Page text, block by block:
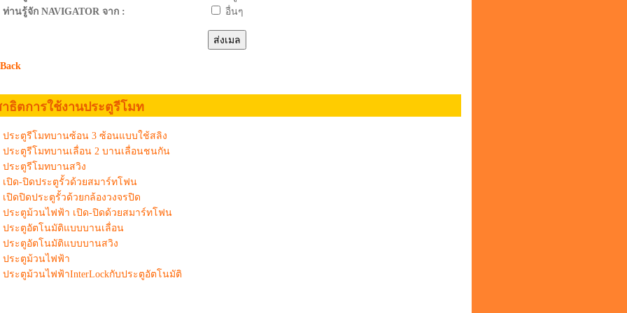
ท่านรู้จัก NAVIGATOR จาก :
อื่นๆ
ธิตการใช้งานประตูรีโมท
ประตูรีโมทบานซ้อน 3 ซ้อนแบบใช้สลิง
ประตูรีโมทบานเลื่อน 2 บานเลื่อนชนกัน
ประตูรีโมทบานสวิง
เปิด-ปิดประตูรั้วด้วยสมาร์ทโฟน
เปิดปิดประตูรั้วด้วยกล้องวงจรปิด
ประตูม้วนไฟฟ้า เปิด-ปิดด้วยสมาร์ทโฟน
ประตูอัตโนมัติแบบบานเลื่อน
ประตูอัตโนมัติแบบบานสวิง
ประตูม้วนไฟฟ้า
ประตูม้วนไฟฟ้าInterLockกับประตูอัตโนมัติ